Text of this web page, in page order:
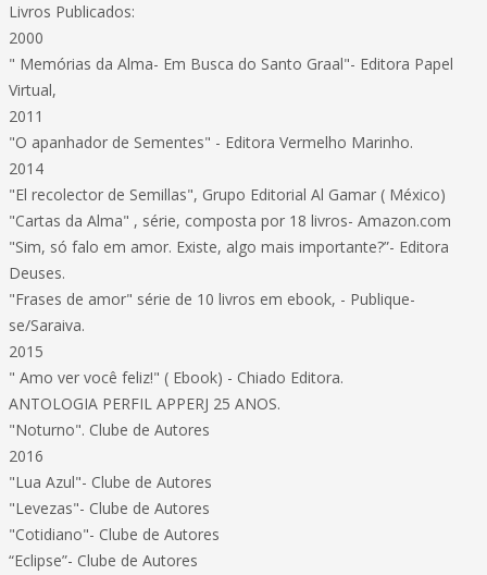
Livros Publicados:
2000
" Memórias da Alma- Em Busca do Santo Graal"- Editora Papel
Virtual,
2011
"O apanhador de Sementes" - Editora Vermelho Marinho.
2014
"El recolector de Semillas", Grupo Editorial Al Gamar ( México)
"Cartas da Alma" , série, composta por 18 livros- Amazon.com
"Sim, só falo em amor. Existe, algo mais importante?”- Editora
Deuses.
"Frases de amor" série de 10 livros em ebook, - Publique-
se/Saraiva.
2015
" Amo ver você feliz!" ( Ebook) - Chiado Editora.
ANTOLOGIA PERFIL APPERJ 25 ANOS.
"Noturno". Clube de Autores
2016
"Lua Azul"- Clube de Autores
"Levezas"- Clube de Autores
"Cotidiano"- Clube de Autores
“Eclipse”- Clube de Autores